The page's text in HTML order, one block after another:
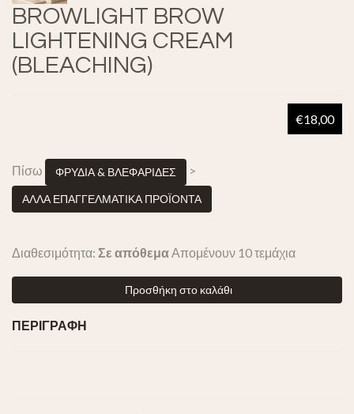
BROWLIGHT BROW
LIGHTENING CREAM
(BLEACHING)
€18,00
Πίσω ΦΡΥΔΙΑ & ΒΛΕΦΑΡΙΔΕΣ >
ΑΛΛΑ ΕΠΑΓΓΕΛΜΑΤΙΚΑ ΠΡΟΪΟΝΤΑ
Διαθεσιμότητα: Σε απόθεμα Απομένουν 10 τεμάχια
Προσθήκη στο καλάθι
ΠΕΡΙΓΡΑΦΗ